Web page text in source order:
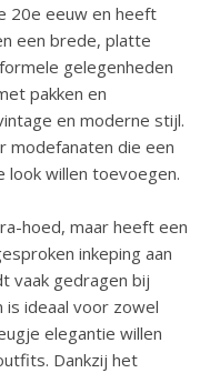
20e eeuw en heeft
een brede, platte
gelegenheden
pakken en
en moderne stijl.
modefanaten die een
look willen toevoegen.
hoed, maar heeft een
inkeping aan
vaak gedragen bij
ideaal voor zowel
elegantie willen
Dankzij het